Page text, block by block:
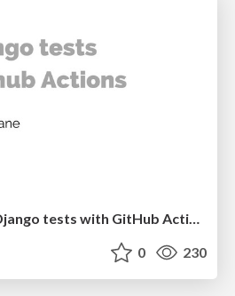
Lightning talk: Run Django tests with GitHub Actions
0 230